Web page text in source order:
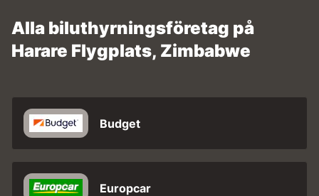
Alla biluthyrningsföretag på
Harare Flygplats, Zimbabwe
Budget
Europcar